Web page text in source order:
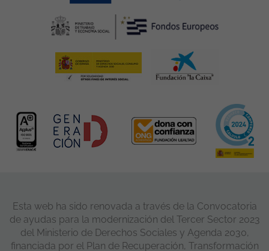
Esta web ha sido renovada a través de la Convocatoria
de ayudas para la modernización del Tercer Sector 2023
del Ministerio de Derechos Sociales y Agenda 2030,
financiada por el Plan de Recuperación, Transformación